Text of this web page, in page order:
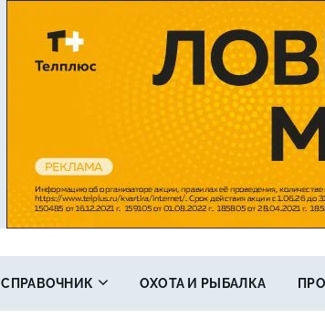
СПРАВОЧНИК ОХОТА И РЫБАЛКА